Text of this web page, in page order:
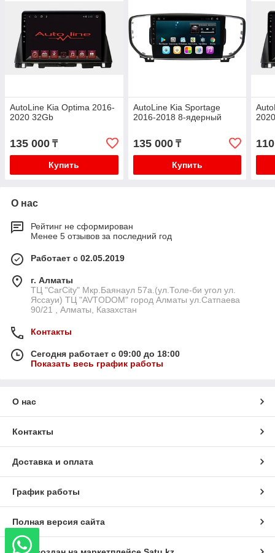
AutoLine Kia Optima 2016-
2020 32Gb
135 000 ₸
Купить
AutoLine Kia Sportage
2016-2018 8-ядерный
135 000₸
Купить
О нас
Рейтинг не сформирован
Менее 5 отзывов за последний год
Работает с 02.05.2019
г. Алматы
ТЦ "CarCity" Мкр.Баянаул 57а.(ул.Толе-би угол ул.
Яссауи) ТЦ "AVTODOM" город Алматы ул.Сатпаева
90/21 , Алматы, Казахстан
Контакты
Сегодня работает с 09:00 до 18:00
Показать весь график работы
О нас
Контакты
Доставка и оплата
График работы
Полная версия сайта